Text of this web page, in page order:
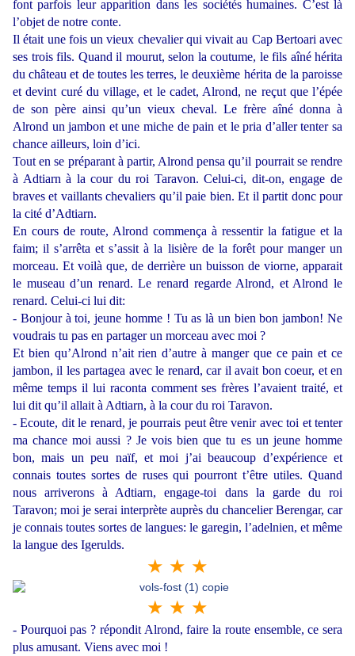
font parfois leur apparition dans les sociétés humaines. C’est là
l’objet de notre conte.
Il était une fois un vieux chevalier qui vivait au Cap Bertoari avec
ses trois fils. Quand il mourut, selon la coutume, le fils aîné hérita
du château et de toutes les terres, le deuxième hérita de la paroisse
et devint curé du village, et le cadet, Alrond, ne reçut que l’épée
de son père ainsi qu’un vieux cheval. Le frère aîné donna à
Alrond un jambon et une miche de pain et le pria d’aller tenter sa
chance ailleurs, loin d’ici.
Tout en se préparant à partir, Alrond pensa qu’il pourrait se rendre
à Adtiarn à la cour du roi Taravon. Celui-ci, dit-on, engage de
braves et vaillants chevaliers qu’il paie bien. Et il partit donc pour
la cité d’Adtiarn.
En cours de route, Alrond commença à ressentir la fatigue et la
faim; il s’arrêta et s’assit à la lisière de la forêt pour manger un
morceau. Et voilà que, de derrière un buisson de viorne, apparait
le museau d’un renard. Le renard regarde Alrond, et Alrond le
renard. Celui-ci lui dit:
- Bonjour à toi, jeune homme ! Tu as là un bien bon jambon! Ne
voudrais tu pas en partager un morceau avec moi ?
Et bien qu’Alrond n’ait rien d’autre à manger que ce pain et ce
jambon, il les partagea avec le renard, car il avait bon coeur, et en
même temps il lui raconta comment ses frères l’avaient traité, et
lui dit qu’il allait à Adtiarn, à la cour du roi Taravon.
- Ecoute, dit le renard, je pourrais peut être venir avec toi et tenter
ma chance moi aussi ? Je vois bien que tu es un jeune homme
bon, mais un peu naïf, et moi j’ai beaucoup d’expérience et
connais toutes sortes de ruses qui pourront t’être utiles. Quand
nous arriverons à Adtiarn, engage-toi dans la garde du roi
Taravon; moi je serai interprète auprès du chancelier Berengar, car
je connais toutes sortes de langues: le garegin, l’adelnien, et même
la langue des Igerulds.
★ ★ ★
★ ★ ★
- Pourquoi pas ? répondit Alrond, faire la route ensemble, ce sera
plus amusant. Viens avec moi !